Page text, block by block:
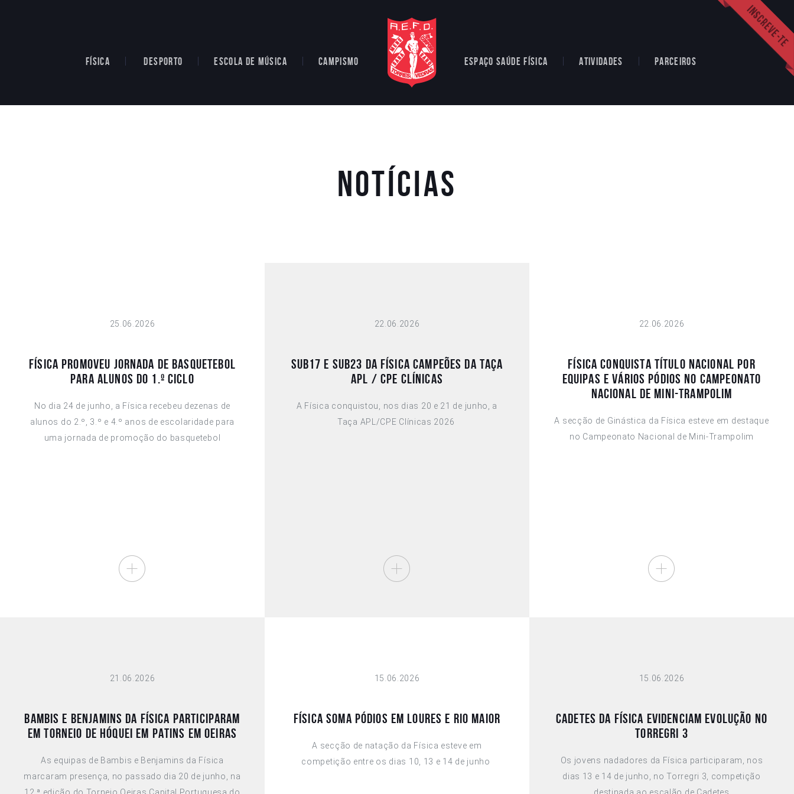
FÍSICA DESPORTO ESCOLA DE MÚSICA CAMPISMO ESPAÇO SAÚDE FÍSICA ATIVIDADES PARCEIROS
Notícias
25.06.2026
Física promoveu jornada de basquetebol
para alunos do 1.º ciclo
No dia 24 de junho, a Física recebeu dezenas de
alunos do 2.º, 3.º e 4.º anos de escolaridade para
uma jornada de promoção do basquetebol
22.06.2026
Sub17 e Sub23 da Física Campeões da Taça
APL / CPE Clínicas
A Física conquistou, nos dias 20 e 21 de junho, a
Taça APL/CPE Clínicas 2026
22.06.2026
Física conquista título nacional por
equipas e vários pódios no Campeonato
Nacional de Mini-Trampolim
A secção de Ginástica da Física esteve em destaque
no Campeonato Nacional de Mini-Trampolim
21.06.2026
Bambis e Benjamins da Física participaram
em torneio de hóquei em patins em Oeiras
As equipas de Bambis e Benjamins da Física
marcaram presença, no passado dia 20 de junho, na
15.06.2026
Física soma pódios em Loures e Rio Maior
A secção de natação da Física esteve em
competição entre os dias 10, 13 e 14 de junho
15.06.2026
Cadetes da Física evidenciam evolução no
Torregri 3
Os jovens nadadores da Física participaram, nos
dias 13 e 14 de junho, no Torregri 3, competição